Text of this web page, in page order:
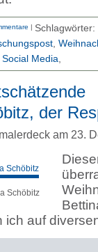
|
,
Social Media
der
am 23.
Schöbitz
ich auf